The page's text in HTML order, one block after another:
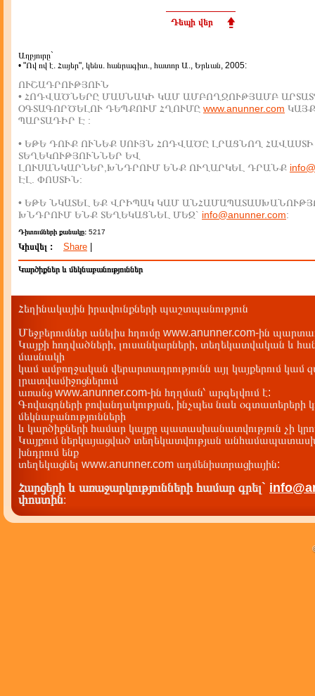
Դեպի վեր
Աղբյուրը`
• "Ով ով է. Հայեր", կենս. հանրագիտ., հատոր Ա., Երևան, 2005:
ՈՒՇԱԴՐՈՒԹՅՈՒՆ
• ՀՈԴՎԱԾՆԵՐԸ ՄԱՍՆԱԿԻ ԿԱՄ ԱՄԲՈՂՋՈՒԹՅԱՄԲ
ՕԳՏԱԳՈՐԾԵԼՈՒ ԴԵՊՔՈՒՄ ՀՂՈՒՄԸ www.anunner.com
ՊԱՐՏԱԴԻՐ Է :
• ԵԹԵ ԴՈՒՔ ՈՒՆԵՔ ՍՈՒՅՆ ՀՈԴՎԱԾԸ ԼՐԱՑՆՈՂ ՀԱՎԱՍՏԻ
ՏԵՂԵԿՈՒԹՅՈՒՆՆԵՐ ԵՎ
ԼՈՒՍԱՆԿԱՐՆԵՐ,ԽՆԴՐՈՒՄ ԵՆՔ ՈՒՂԱՐԿԵԼ ԴՐԱՆՔ
ԷԼ. ՓՈՍՏԻՆ:
• ԵԹԵ ՆԿԱՏԵԼ ԵՔ ՎՐԻՊԱԿ ԿԱՄ
ԽՆԴՐՈՒՄ ԵՆՔ ՏԵՂԵԿԱՑՆԵԼ ՄԵԶ` info@anunner.com:
Դիտումների քանակը: 5217
Կիսվել : Share
Կարծիքներ և մեկնաբանություններ
Հեղինակային իրավունքների պաշտպանություն
Մեջբերումներ անելիս հղումը www.anunner.com-ին
Կայքի հոդվածների, լուսանկարների, տեղեկատվական և
մասնակի
կամ ամբողջական վերարտադրությունն այլ կայքերում կամ
լրատվամիջոցներում
առանց www.anunner.com-ին հղղման՝ արգելվում է:
Գովազդների բովանդակության, ինչպես նաև օգտատերերի
մեկնաբանությունների
և կարծիքների համար կայքը պատասխանատվություն չի
Կայքում ներկայացված տեղեկատվության
խնդրում ենք
տեղեկացնել www.anunner.com ադմենիստրացիային:
Հարցերի և առաջարկությունների համար գրել`
փոստին: